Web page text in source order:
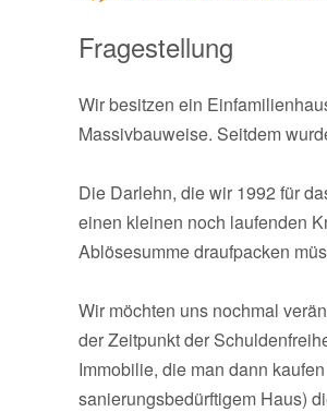
Fragestellung
Wir besitzen ein
Massivbauweise. Seitdem
Die Darlehn, die wir 1992 für
einen kleinen noch laufenden
Ablösesumme draufpacken
Wir möchten uns nochmal
der Zeitpunkt der
Immobilie, die man dann
sanierungsbedürftigem Haus)